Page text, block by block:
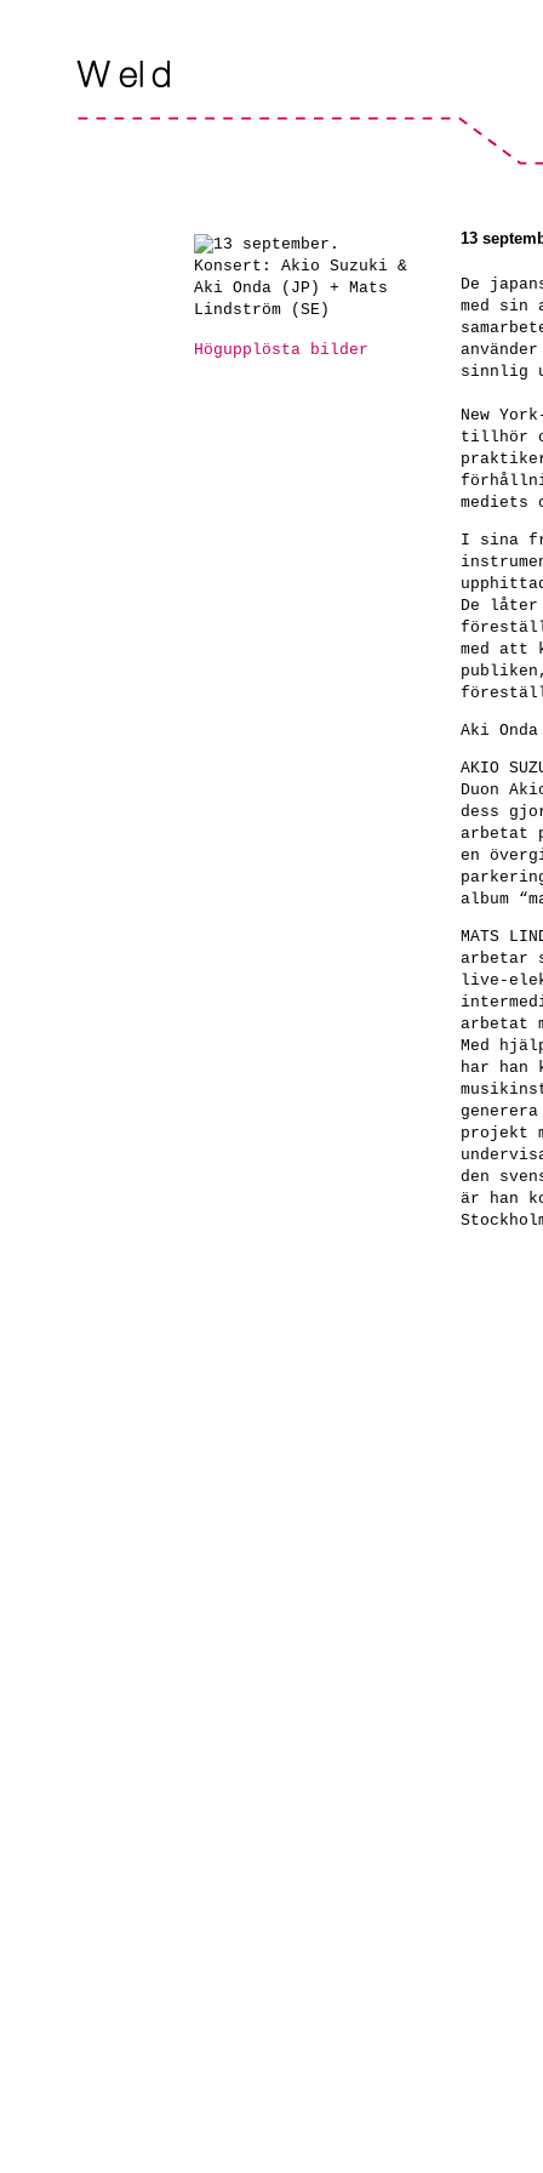
Högupplösta bilder
13
De
med sin
sinnlig
New
tillhör
mediets
I sina
De
med att
Aki
AKIO
Duon
dess
arbetat
en
album
MATS
arbetar
live-
arbetat
Med
har han
projekt
den
är han